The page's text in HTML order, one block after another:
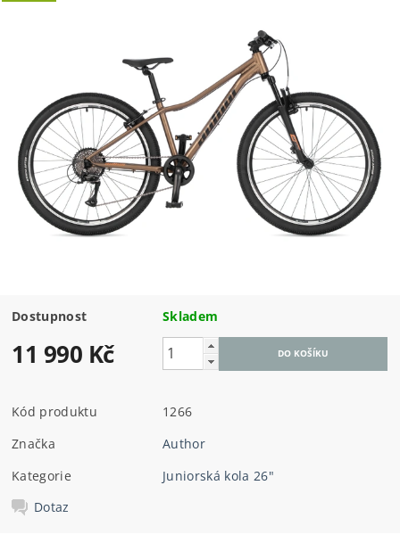
Dostupnost Skladem
11 990 Kč
Kód produktu
1266
Značka
Author
Kategorie
Juniorská kola 26"
Dotaz